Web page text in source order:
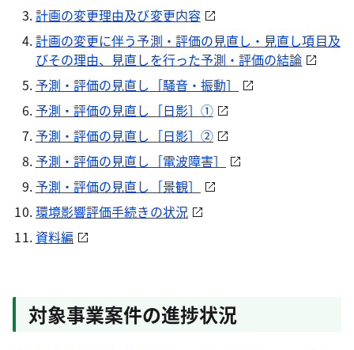
計画の変更理由及び変更内容
計画の変更に伴う予測・評価の見直し・見直し項目及
びその理由、見直しを行った予測・評価の結論
予測・評価の見直し［騒音・振動］
予測・評価の見直し［日影］①
予測・評価の見直し［日影］②
予測・評価の見直し［電波障害］
予測・評価の見直し［景観］
環境影響評価手続きの状況
資料編
対象事業案件の進捗状況